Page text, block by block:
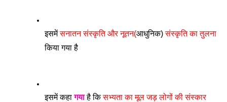
इसमें सनातन संस्कृति और नूतन(आधुनिक) संस्कृति का तुलना
किया गया है
इसमें कहा गया है कि सभ्यता का मूल जड़ लोगों की संस्कार